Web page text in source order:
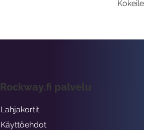
Rockway.fi palvelu
Lahjakortit
Käyttöehdot